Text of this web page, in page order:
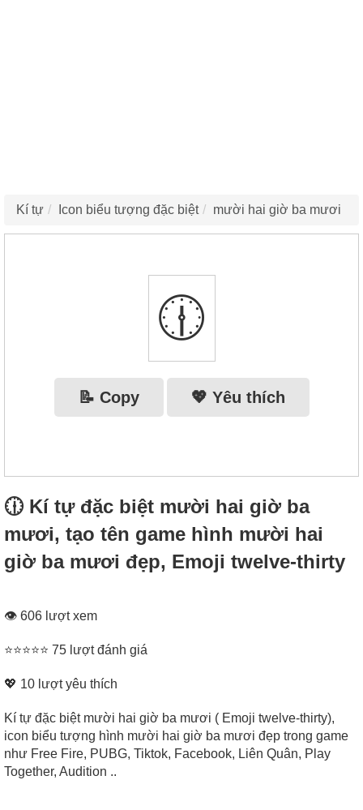
Kí tự Icon biểu tượng đặc biệt mười hai giờ ba mươi
🕧
📝 Copy 💖 Yêu thích
🕧 Kí tự đặc biệt mười hai giờ ba
mươi, tạo tên game hình mười hai
giờ ba mươi đẹp, Emoji twelve-thirty
👁 606 lượt xem
⭐⭐⭐⭐⭐ 75 lượt đánh giá
💖 10 lượt yêu thích
Kí tự đặc biệt mười hai giờ ba mươi ( Emoji twelve-thirty),
icon biểu tượng hình mười hai giờ ba mươi đẹp trong game
như Free Fire, PUBG, Tiktok, Facebook, Liên Quân, Play
Together, Audition ..